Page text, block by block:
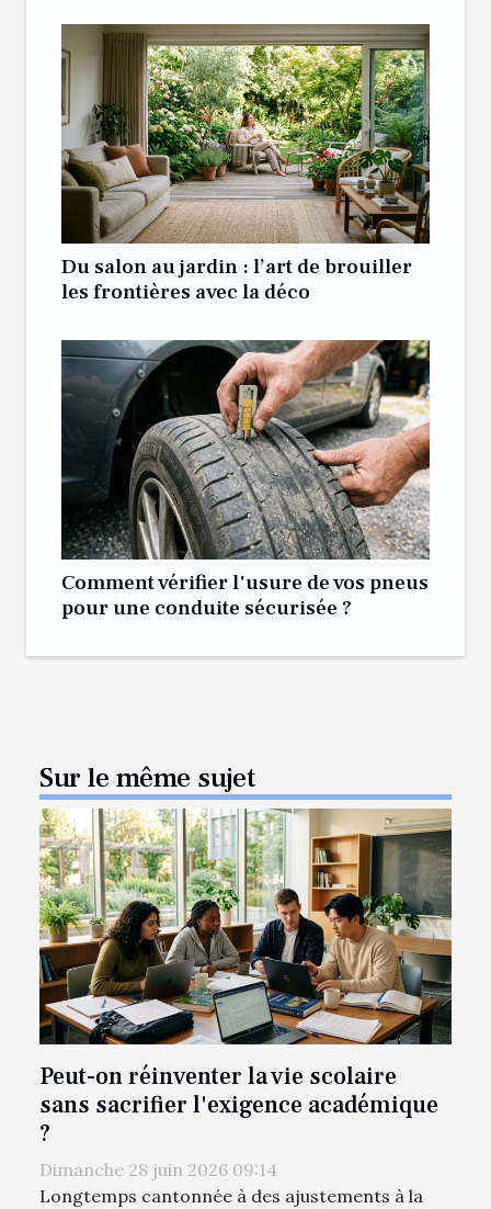
Du salon au jardin : l’art de brouiller
les frontières avec la déco
Comment vérifier l'usure de vos pneus
pour une conduite sécurisée ?
Sur le même sujet
Peut-on réinventer la vie scolaire
sans sacrifier l'exigence académique
?
Dimanche 28 juin 2026 09:14
Longtemps cantonnée à des ajustements à la